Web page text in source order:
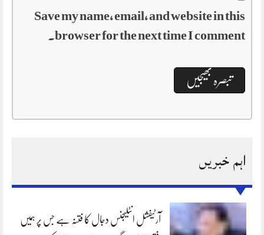
Save my name, email, and website in this
browser for the next time I comment.
اہم خبریں
آرٹیفشل انٹلیجنس دجال کا فتنہ ہے جس پر ہمیں